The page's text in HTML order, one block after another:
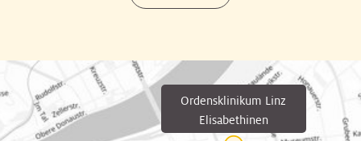
Ordensklinikum Linz
Elisabethinen